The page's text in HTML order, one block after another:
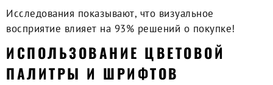
Исследования показывают, что визуальное
восприятие влияет на 93% решений о покупке!
ИСПОЛЬЗОВАНИЕ ЦВЕТОВОЙ
ПАЛИТРЫ И ШРИФТОВ